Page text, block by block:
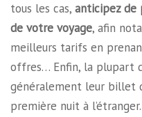
tous les cas, anticipez de
de votre voyage, afin
meilleurs tarifs en
offres… Enfin, la plupart
généralement leur billet
première nuit à